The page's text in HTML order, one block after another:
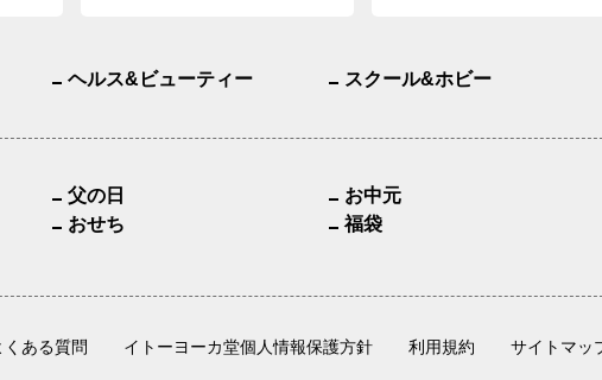
ヘルス&ビューティー スクール&ホビー
父の日
お中元
おせち
福袋
くある質問 イトーヨーカ堂個人情報保護方針 利用規約 サイトマッ